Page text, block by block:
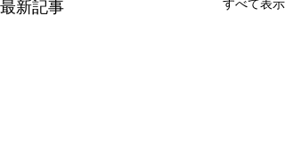
最新記事 すべて表示